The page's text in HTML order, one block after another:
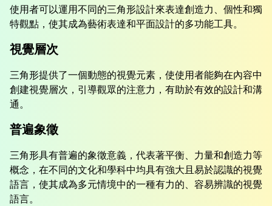
使用者可以運用不同的三角形設計來表達創造力、個性和獨
特觀點，使其成為藝術表達和平面設計的多功能工具。
視覺層次
三角形提供了一個動態的視覺元素，使使用者能夠在內容中
創建視覺層次，引導觀眾的注意力，有助於有效的設計和溝
通。
普遍象徵
三角形具有普遍的象徵意義，代表著平衡、力量和創造力等
概念，在不同的文化和學科中均具有強大且易於認識的視覺
語言，使其成為多元情境中的一種有力的、容易辨識的視覺
語言。